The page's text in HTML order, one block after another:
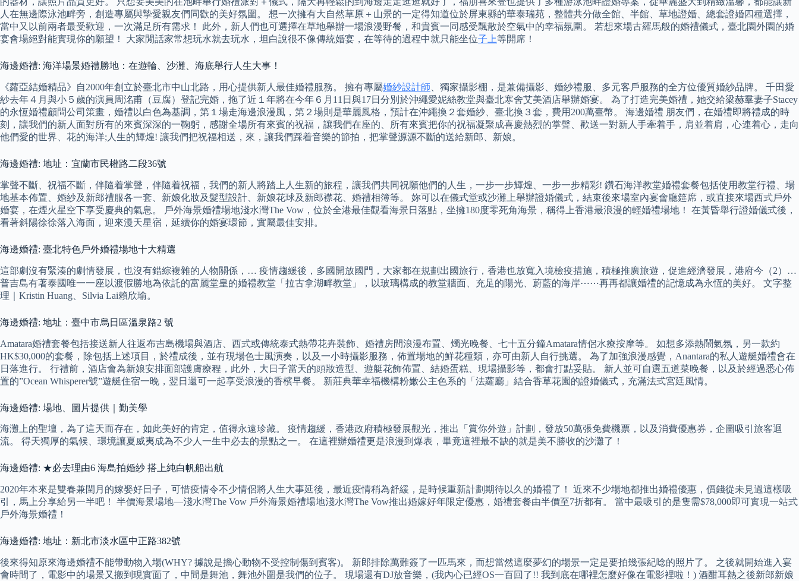
人在無邊際泳池畔旁，創造專屬與摯愛親友們同歡的美好氛圍。 想一次擁有大自然草原＋山景的一定得知道位於屏東縣的華泰瑞苑，整體共分做全館、半館、草地證婚、總套證婚四種選擇，
當中又以前兩者最受歡迎，一次滿足所有需求！ 此外，新人們也可選擇在草地舉辦一場浪漫野餐，和貴賓一同感受飄散於空氣中的幸福氛圍。 若想來場古羅馬般的婚禮儀式，臺北園外園的婚
宴會場絕對能實現你的願望！ 大家閒話家常想玩水就去玩水，坦白說很不像傳統婚宴，在等待的過程中就只能坐位子上等開席！
海邊婚禮: 海洋場景婚禮勝地：在遊輪、沙灘、海底舉行人生大事！
《蘿亞結婚精品》自2000年創立於臺北市中山北路，用心提供新人最佳婚禮服務。 擁有專屬婚紗設計師 、獨家攝影棚，是兼備攝影、婚紗禮服、多元客戶服務的全方位優質婚紗品牌。 千田愛
紗去年４月與小５歲的演員周洺甫（豆腐）登記完婚，拖了近１年將在今年６月11日與17日分別於沖繩愛妮絲教堂與臺北寒舍艾美酒店舉辦婚宴。 為了打造完美婚禮，她交給梁赫羣妻子Stacey
的永恆婚禮顧問公司策畫，婚禮以白色為基調，第１場走海邊浪漫風，第２場則是華麗風格，預計在沖繩換２套婚紗、臺北換３套，費用200萬臺幣。 海邊婚禮 朋友們，在婚禮即將禮成的時
刻，讓我們的新人面對所有的來賓深深的一鞠躬，感謝全場所有來賓的祝福，讓我們在座的、所有來賓把你的祝福凝聚成喜慶熱烈的掌聲、歡送一對新人手牽着手，肩並着肩，心連着心，走向
他們愛的世界、花的海洋;人生的輝煌! 讓我們把祝福相送，來，讓我們踩着音樂的節拍，把掌聲源源不斷的送給新郎、新娘。
海邊婚禮: 地址：宜蘭市民權路二段36號
掌聲不斷、祝福不斷，伴隨着掌聲，伴隨着祝福，我們的新人將踏上人生新的旅程，讓我們共同祝願他們的人生，一步一步輝煌、一步一步精彩! 鑽石海洋教堂婚禮套餐包括使用教堂行禮、場
地基本佈置、婚紗及新郎禮服各一套、新娘化妝及髮型設計、新娘花球及新郎襟花、婚禮相簿等。 妳可以在儀式堂或沙灘上舉辦證婚儀式，結束後來場室內宴會廳筵席，或直接來場西式戶外
婚宴，在煙火星空下享受慶典的氣息。 戶外海景婚禮場地淺水灣The Vow，位於全港最佳觀看海景日落點，坐擁180度零死角海景，稱得上香港最浪漫的輕婚禮場地！ 在黃昏舉行證婚儀式後，
看著斜陽徐徐落入海面，迎來漫天星宿，延續你的婚宴環節，實屬最佳安排。
海邊婚禮: 臺北特色戶外婚禮場地十大精選
這部劇沒有緊湊的劇情發展，也沒有錯綜複雜的人物關係，… 疫情趨緩後，多國開放國門，大家都在規劃出國旅行，香港也放寬入境檢疫措施，積極推廣旅遊，促進經濟發展，港府今（2）…
普吉島有著泰國唯一一座以渡假勝地為依託的富麗堂皇的婚禮教堂「拉古拿湖畔教堂」，以玻璃構成的教堂牆面、充足的陽光、蔚藍的海岸⋯⋯再再都讓婚禮的記憶成為永恆的美好。 文字整
理｜Kristin Huang、Silvia Lai賴欣瑜。
海邊婚禮: 地址：臺中市烏日區溫泉路2 號
Amatara婚禮套餐包括接送新人往返布吉島機場與酒店、西式或傳統泰式熱帶花卉裝飾、婚禮房間浪漫布置、燭光晚餐、七十五分鐘Amatara情侶水療按摩等。 如想多添熱鬧氣氛，另一款約
HK$30,000的套餐，除包括上述項目，於禮成後，並有現場色士風演奏，以及一小時攝影服務，佈置場地的鮮花種類，亦可由新人自行挑選。 為了加強浪漫感覺，Anantara的私人遊艇婚禮會在
日落進行。 行禮前，酒店會為新娘安排面部護膚療程，此外，大日子當天的頭妝造型、遊艇花飾佈置、結婚蛋糕、現場攝影等，都會打點妥貼。 新人並可自選五道菜晚餐，以及於經過悉心佈
置的”Ocean Whisperer號”遊艇住宿一晚，翌日還可一起享受浪漫的香檳早餐。 新莊典華幸福機構粉嫩公主色系的「法蘿廳」結合香草花園的證婚儀式，充滿法式宮廷風情。
海邊婚禮: 場地、圖片提供｜勤美學
海灘上的聖壇，為了這天而存在，如此美好的肯定，值得永遠珍藏。 疫情趨緩，香港政府積極發展觀光，推出「賞你外遊」計劃，發放50萬張免費機票，以及消費優惠券，企圖吸引旅客迴
流。 得天獨厚的氣候、環境讓夏威夷成為不少人一生中必去的景點之一。 在這裡辦婚禮更是浪漫到爆表，畢竟這裡最不缺的就是美不勝收的沙灘了！
海邊婚禮: ★必去理由6 海島拍婚紗 搭上純白帆船出航
2020年本來是雙春兼閏月的嫁娶好日子，可惜疫情令不少情侶將人生大事延後，最近疫情稍為舒緩，是時候重新計劃期待以久的婚禮了！ 近來不少場地都推出婚禮優惠，價錢從未見過這樣吸
引，馬上分享給另一半吧！ 半價海景場地—淺水灣The Vow 戶外海景婚禮場地淺水灣The Vow推出婚嫁好年限定優惠，婚禮套餐由半價至7折都有。 當中最吸引的是隻需$78,000即可實現一站式
戶外海景婚禮！
海邊婚禮: 地址：新北市淡水區中正路382號
後來得知原來海邊婚禮不能帶動物入場(WHY? 據說是擔心動物不受控制傷到賓客)。 新郎排除萬難簽了一匹馬來，而想當然這麼夢幻的場景一定是要拍幾張紀唸的照片了。 之後就開始進入宴
會時間了，電影中的場景又搬到現實面了，中間是舞池，舞池外圍是我們的位子。 現場還有DJ放音樂，(我內心已經OS一百回了!! 我到底在哪裡怎麼好像在電影裡啦！) 酒酣耳熱之後新郎新娘